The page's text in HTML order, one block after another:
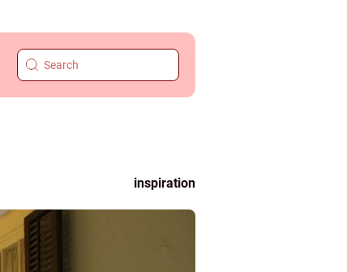
inspiration